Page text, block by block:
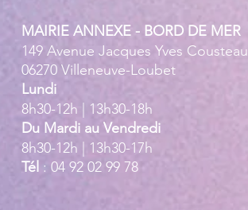
MAIRIE ANNEXE - BORD DE MER
149 Avenue Jacques Yves Cousteau
06270 Villeneuve-Loubet
Lundi
8h30-12h | 13h30-18h
Du Mardi au Vendredi
8h30-12h | 13h30-17h
Tél : 04 92 02 99 78